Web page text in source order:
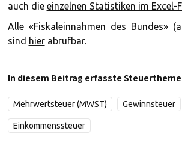
auch die einzelnen Statistiken im Excel-
Alle «Fiskaleinnahmen des Bundes»
sind hierabrufbar.
In diesem Beitrag erfasste
Mehrwertsteuer (MWST) Gewinnsteuer
Einkommenssteuer